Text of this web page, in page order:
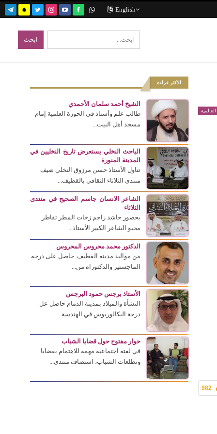
English
العالمية
982
الاكثر قراءة
الشيخ أحمد سلمان الأحمدي
طالب علم وأستاذ في الحوزة العلمية إمام
مسجد أهل البيت...
الباحث النخلي يستعرض تاريخ النخليين في
المدينة المنورة
تناول الأستاذ حسن مرزوق النخلي ضيف
منتدى الثلاثاء الثقافي بالقطيف...
الشاعر الانسان جاسم الصحيح في منتدى
الثلاثاء
بحضور حاشد زاحم زخات المطر تقاطر
محبو الشاعر الكبير الأستاذ...
الدكتور محمد محروس المحروس
من مواليد مدينة القطيف. حاصل على درجة
الماجستير والدكتوراه من...
الأستاذ برجس حمود البرجس
النشأة والميلاد بمدينة الدمام حاصل عل
درجة البكالوريوس في الهندسة...
حوار مفتوح حول قضايا الشباب
في لفته اجتماعية مهمة للاهتمام بقضايا
وتطلعات الشباب، استضاف منتدى...